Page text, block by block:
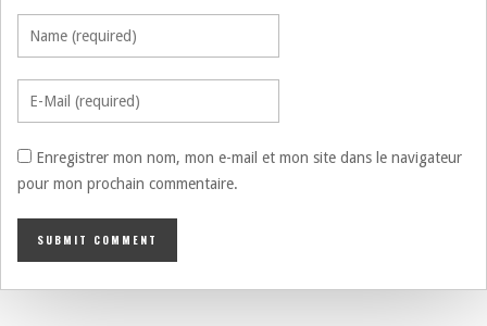
Enregistrer mon nom, mon e-mail et mon site dans le navigateur
pour mon prochain commentaire.